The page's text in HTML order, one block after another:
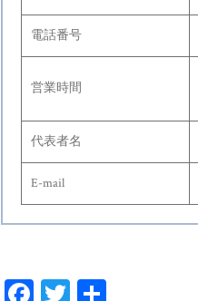
電話番号
営業時間
代表者名
E-mail